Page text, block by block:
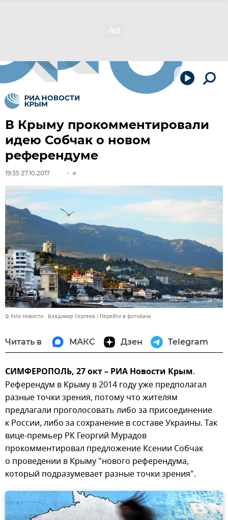
В Крыму прокомментировали
идею Собчак о новом
референдуме
19:35 27.10.2017
© РИА Новости . Владимир Сергеев Перейти в фотобанк
Читать в МАКС Дзен Telegram
СИМФЕРОПОЛЬ, 27 окт – РИА Новости Крым.
Референдум в Крыму в 2014 году уже предполагал
разные точки зрения, потому что жителям
предлагали проголосовать либо за присоединение
к России, либо за сохранение в составе Украины. Так
вице-премьер РК Георгий Мурадов
прокомментировал предложение Ксении Собчак
о проведении в Крыму "нового референдума,
который подразумевает разные точки зрения".